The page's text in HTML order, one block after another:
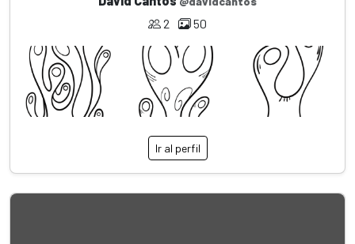
2 50
Ir al perfil